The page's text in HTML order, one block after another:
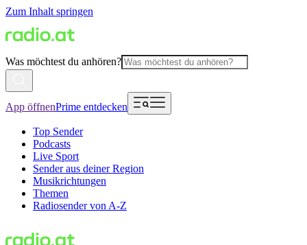
Zum Inhalt springen
Was möchtest du anhören?
App öffnenPrime entdecken
Top Sender
Podcasts
Live Sport
Sender aus deiner Region
Musikrichtungen
Themen
Radiosender von A-Z